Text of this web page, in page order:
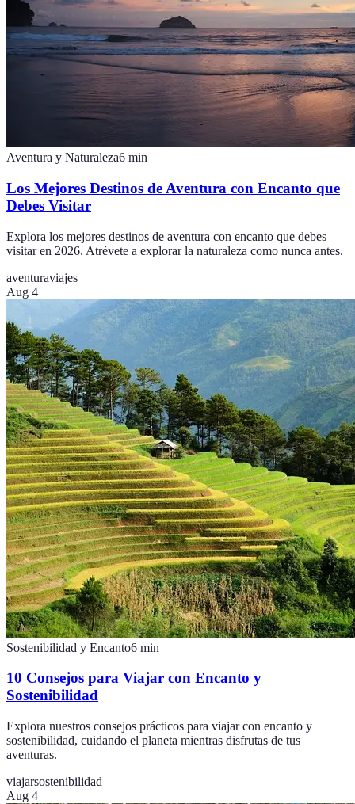
Aventura y Naturaleza6 min
Los Mejores Destinos de Aventura con Encanto que
Debes Visitar
Explora los mejores destinos de aventura con encanto que debes
visitar en 2026. Atrévete a explorar la naturaleza como nunca antes.
aventuraviajes
Aug 4
Sostenibilidad y Encanto6 min
10 Consejos para Viajar con Encanto y
Sostenibilidad
Explora nuestros consejos prácticos para viajar con encanto y
sostenibilidad, cuidando el planeta mientras disfrutas de tus
aventuras.
viajarsostenibilidad
Aug 4